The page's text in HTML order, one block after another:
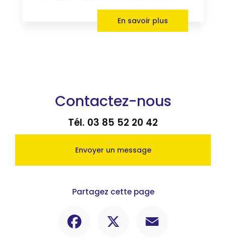
En savoir plus
Contactez-nous
Tél. 03 85 52 20 42
Envoyer un message
Partagez cette page